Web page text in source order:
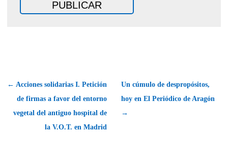
← Acciones solidarias I. Petición
de firmas a favor del entorno
vegetal del antiguo hospital de
la V.O.T. en Madrid
Un cúmulo de despropósitos,
hoy en El Periódico de Aragón
→